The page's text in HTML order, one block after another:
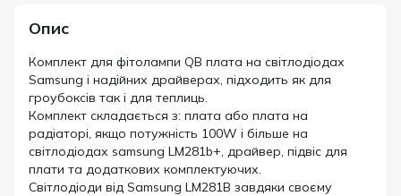
Опис
Комплект для фітолампи QB плата на світлодіодах
Samsung і надійних драйверах, підходить як для
гроубоксів так і для теплиць.
Комплект складається з: плата або плата на
радіаторі, якщо потужність 100W і більше на
світлодіодах samsung LM281b+, драйвер, підвіс для
плати та додаткових комплектуючих.
Світлодіоди від Samsung LM281B завдяки своєму